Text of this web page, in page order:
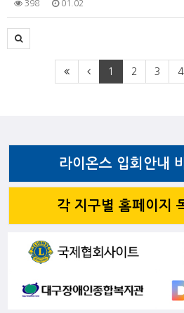
398 01.02
1 2 3 4
라이온스 입회안내
각 지구별 홈페이지